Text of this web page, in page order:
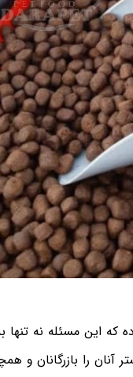
که این مسئله نه تنها
آنان را بازرگانان و